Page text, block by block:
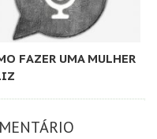
FAZER UMA MULHER